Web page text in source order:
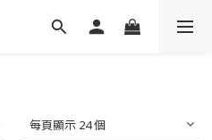
每頁顯示 24 個